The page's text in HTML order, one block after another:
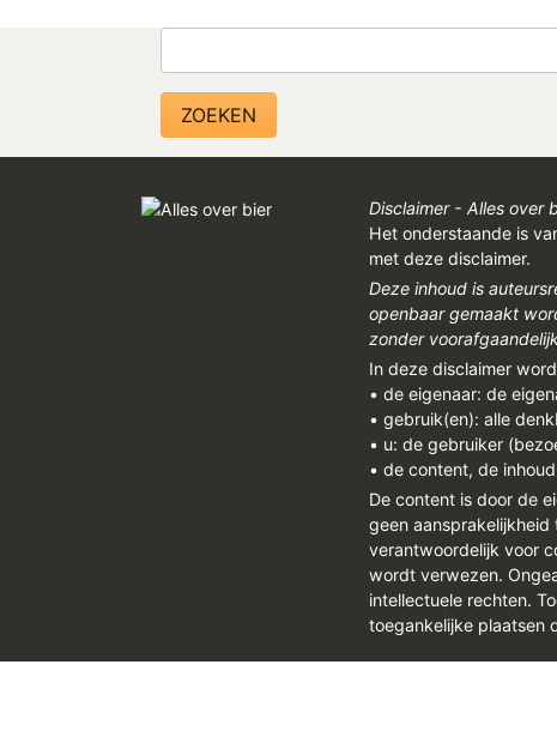
Disclaimer - Alles over
Het onderstaande is
met deze disclaimer.
Deze inhoud is
openbaar gemaakt
zonder
In deze disclaimer
• de eigenaar: de
• gebruik(en): alle
• u: de gebruiker
• de content, de
De content is door de
geen aansprakelijkheid
verantwoordelijk voor
wordt verwezen.
intellectuele rechten.
toegankelijke plaatsen